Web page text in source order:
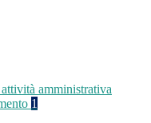
amministrativa
1